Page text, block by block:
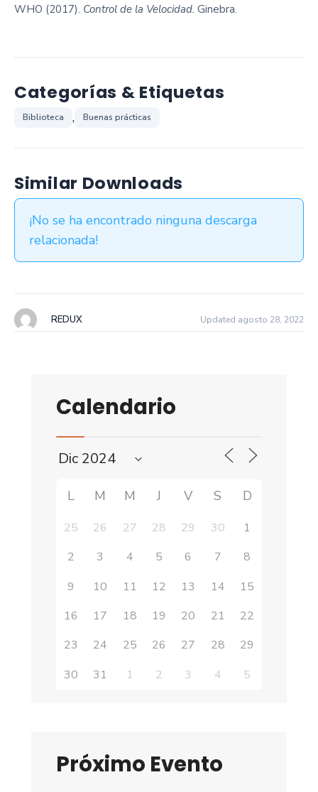
WHO (2017). Control de la Velocidad. Ginebra.
Categorías & Etiquetas
Biblioteca , Buenas prácticas
Similar Downloads
¡No se ha encontrado ninguna descarga
relacionada!
REDUX Updated agosto 28, 2022
Calendario
L M M J V S D
25 26 27 28 29 30
1
2
3 4 5 6 7
8
9
10 11 12 13 14
15
16
17 18 19 20 21
22
23
24 25 26 27 28
29
30
31 1 2 3 4 5
Próximo Evento